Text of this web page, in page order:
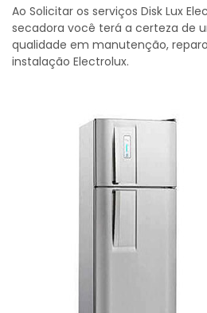
Ao Solicitar os serviços Disk Lux
secadora você terá a certeza de
qualidade em manutenção,
instalação Electrolux.